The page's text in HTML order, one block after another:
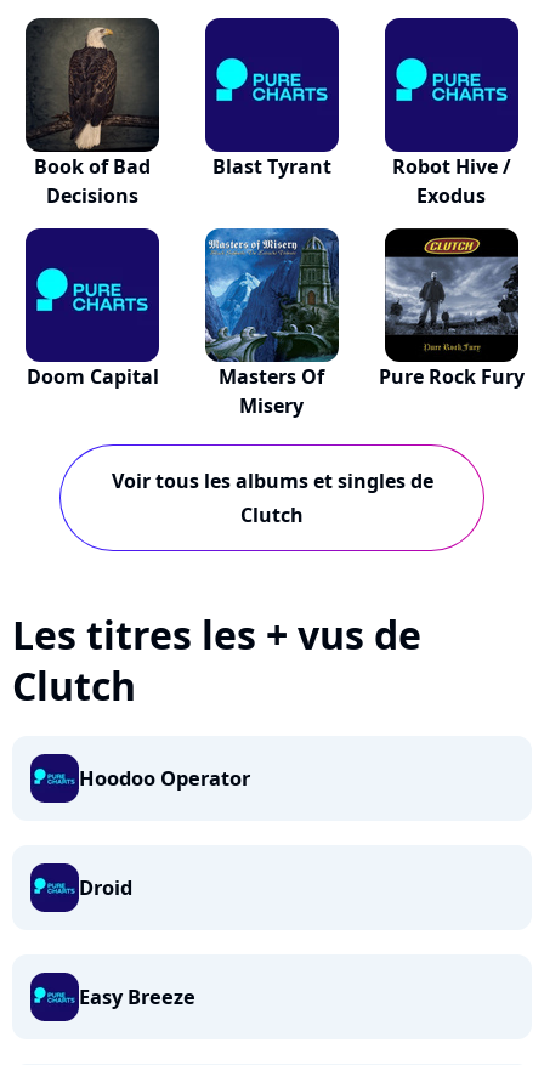
Book of Bad
Decisions
Blast Tyrant
Robot Hive /
Exodus
Doom Capital
Masters Of
Misery
Pure Rock Fury
Voir tous les albums et singles de
Clutch
Les titres les + vus de
Clutch
Hoodoo Operator
Droid
Easy Breeze